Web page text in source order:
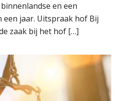
en een
jaar. Uitspraak hof Bij
zaak bij het hof […]
zijn webshopondernemers
kwetsbaar voor
boekhoudfouten
toekomst pensioenen voor de
werkgever